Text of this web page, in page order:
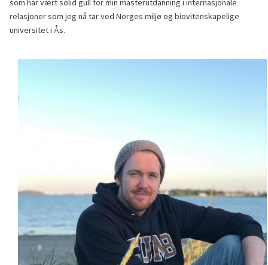
som har vært solid gull for min masterutdanning i internasjonale
relasjoner som jeg nå tar ved Norges miljø og biovitenskapelige
universitet i Ås.